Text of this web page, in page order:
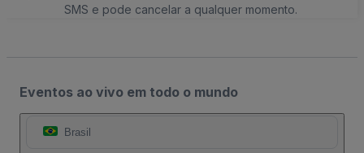
SMS e pode cancelar a qualquer momento.
Eventos ao vivo em todo o mundo
Brasil